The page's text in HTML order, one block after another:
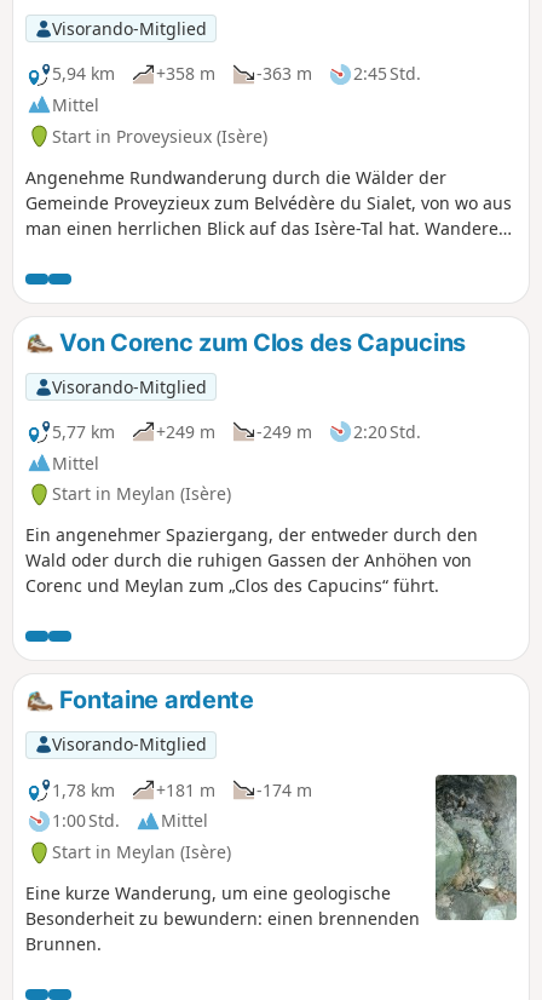
Visorando-Mitglied
5,94 km
+358 m -363 m
2:45 Std.
Mittel
Start in Proveysieux (Isère)
Angenehme Rundwanderung durch die Wälder der
Gemeinde Proveyzieux zum Belvédère du Sialet, von wo aus
man einen herrlichen Blick auf das Isère-Tal hat. Wanderer
Égrève freuen, wo viele von ihnen ihre Einkäufe erledigen.
Von Corenc zum Clos des Capucins
Visorando-Mitglied
5,77 km
+249 m -249 m
2:20 Std.
Mittel
Start in Meylan (Isère)
Ein angenehmer Spaziergang, der entweder durch den
Wald oder durch die ruhigen Gassen der Anhöhen von
Corenc und Meylan zum „Clos des Capucins“ führt.
Fontaine ardente
Visorando-Mitglied
1,78 km
+181 m
-174 m
1:00 Std.
Mittel
Start in Meylan (Isère)
Eine kurze Wanderung, um eine geologische
Besonderheit zu bewundern: einen brennenden
Brunnen.